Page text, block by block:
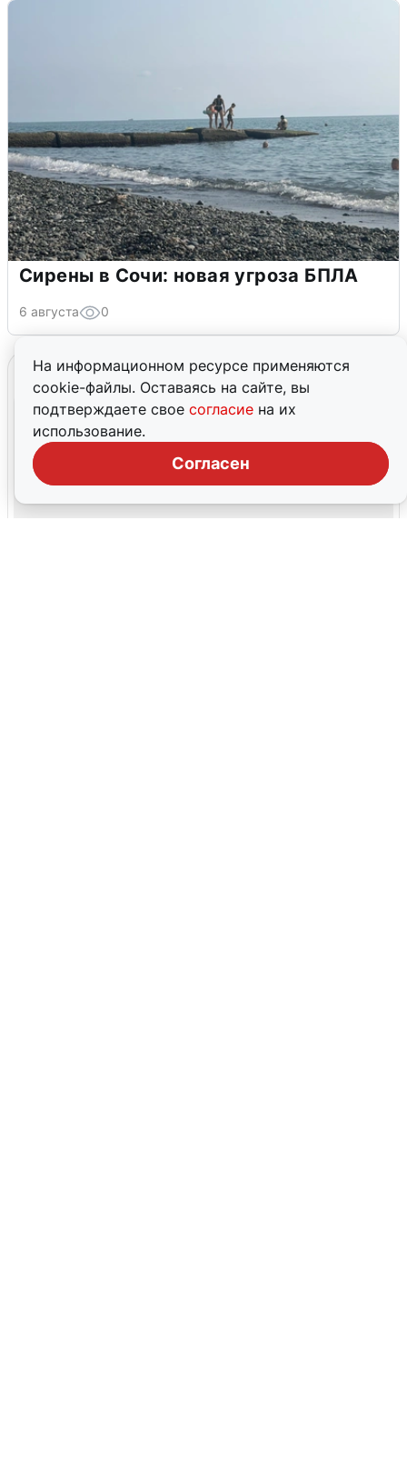
На информационном ресурсе применяются
cookie-файлы. Оставаясь на сайте, вы
подтверждаете свое согласие на их
использование.
Согласен
Сирены в Сочи: новая угроза БПЛА
6 августа 0